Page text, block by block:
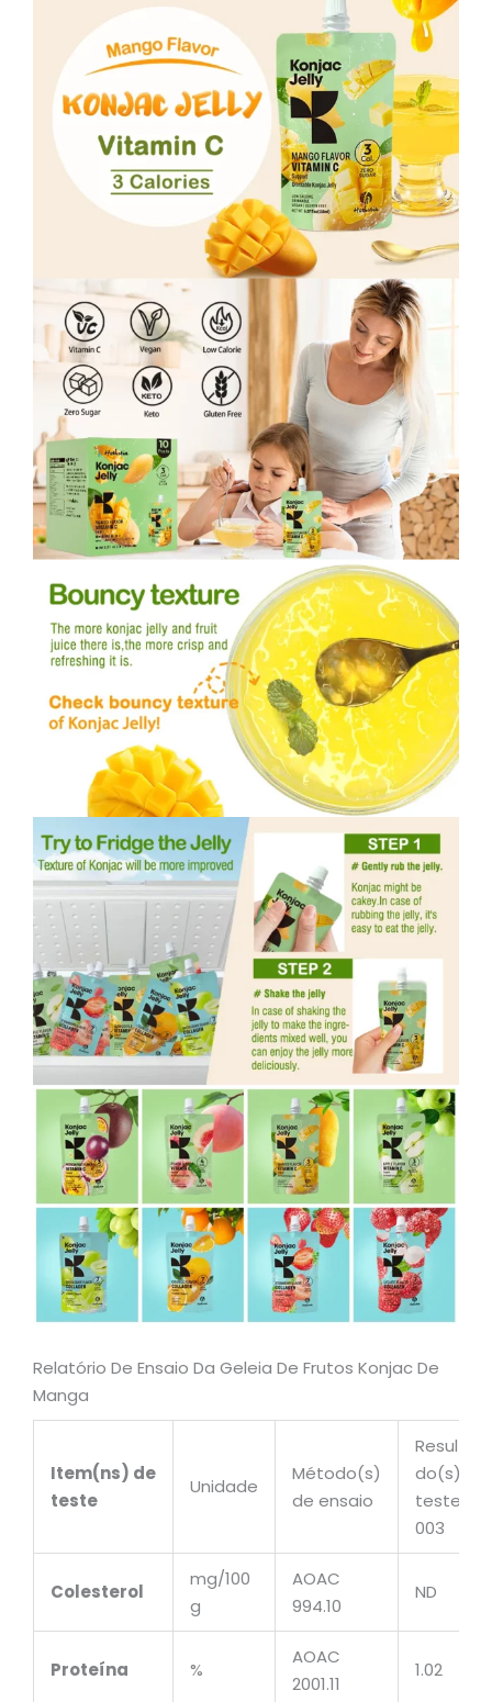
Relatório De Ensaio Da Geleia De Frutos Konjac De
Manga
Item(ns) de
teste
Unidade
Método(s)
de ensaio
do(s)
teste(s)
003
Colesterol
mg/100
g
AOAC
994.10
ND
Proteína %
AOAC
2001.11
1.02